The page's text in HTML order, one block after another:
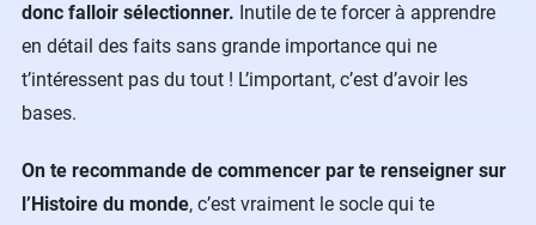
donc falloir sélectionner. Inutile de te forcer à apprendre
en détail des faits sans grande importance qui ne
t’intéressent pas du tout ! L’important, c’est d’avoir les
bases.
On te recommande de commencer par te renseigner sur
l’Histoire du monde, c’est vraiment le socle qui te